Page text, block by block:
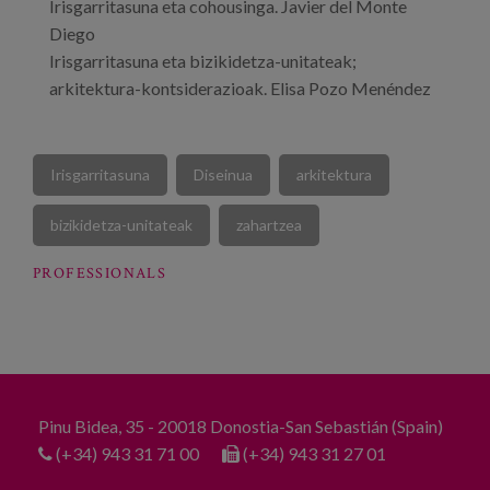
Irisgarritasuna eta cohousinga. Javier del Monte
Diego
Irisgarritasuna eta bizikidetza-unitateak;
arkitektura-kontsiderazioak. Elisa Pozo Menéndez
Irisgarritasuna Diseinua arkitektura
bizikidetza-unitateak zahartzea
PROFESSIONALS
Pinu Bidea, 35 - 20018 Donostia-San Sebastián (Spain)
(+34) 943 31 71 00
(+34) 943 31 27 01